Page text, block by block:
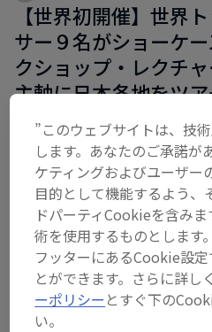
【世界初開催】世界
サー９名がショーケ
クショップ・レクチ
主軸に日本各地をツ
ロジェクト「Red
Japan」
#RedBullDanceTour
関連イベント
”このウェブサイトは、技
します。あなたのご承諾が
ケティングおよびユーザー
目的として機能するよう
ドパーティCookieを含み
術を使用するものとします
フッターにあるCookie設
とができます。さらに詳し
ーポリシー とすぐ下の
い。